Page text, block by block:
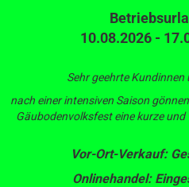
10.08.2026 -
Sehr geehrte Kundinnen
nach einer intensiven Saison
Gäubodenvolksfest eine kurze
Vor-Ort-Verkauf:
Onlinehandel:
PVC Kontermutter